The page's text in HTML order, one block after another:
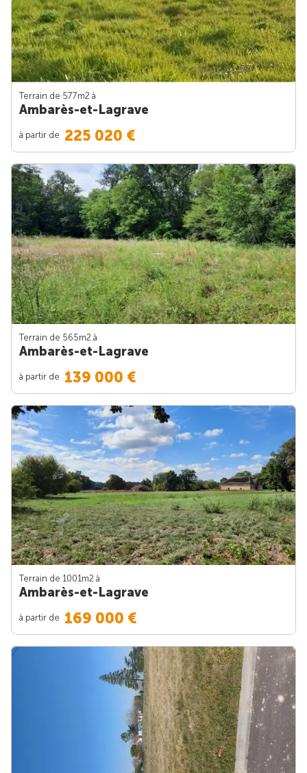
Terrain de 577m2 à
Ambarès-et-Lagrave
à partir de 225 020 €
Terrain de 565m2 à
Ambarès-et-Lagrave
à partir de 139 000 €
Terrain de 1001m2 à
Ambarès-et-Lagrave
à partir de 169 000 €